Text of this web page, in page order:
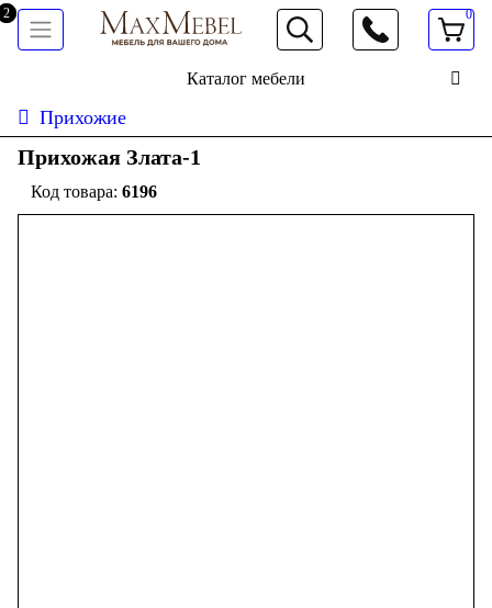
066 472 19 61
0
Каталог мебели
Прихожие
Прихожая Злата-1
6196